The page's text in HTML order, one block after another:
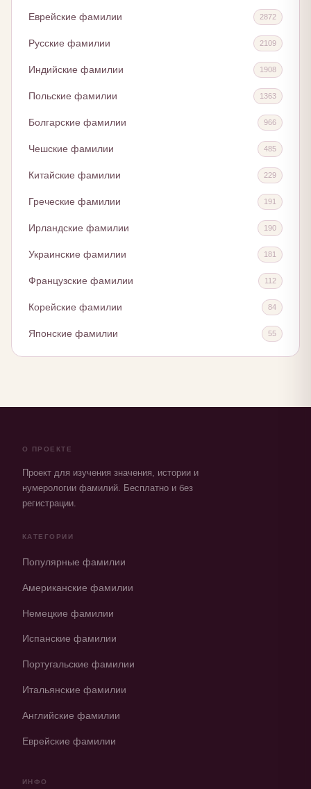
Еврейские фамилии 2872
Русские фамилии 2109
Индийские фамилии 1908
Польские фамилии 1363
Болгарские фамилии 966
Чешские фамилии 485
Китайские фамилии 229
Греческие фамилии 191
Ирландские фамилии 190
Украинские фамилии 181
Французские фамилии 112
Корейские фамилии 84
Японские фамилии 55
О ПРОЕКТЕ
Проект для изучения значения, истории и
нумерологии фамилий. Бесплатно и без
регистрации.
КАТЕГОРИИ
Популярные фамилии
Американские фамилии
Немецкие фамилии
Испанские фамилии
Португальские фамилии
Итальянские фамилии
Английские фамилии
Еврейские фамилии
ИНФО